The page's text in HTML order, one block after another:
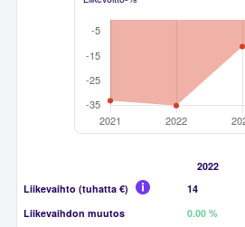
2022
Liikevaihto (tuhatta €)
14
Liikevaihdon muutos
0.00 %